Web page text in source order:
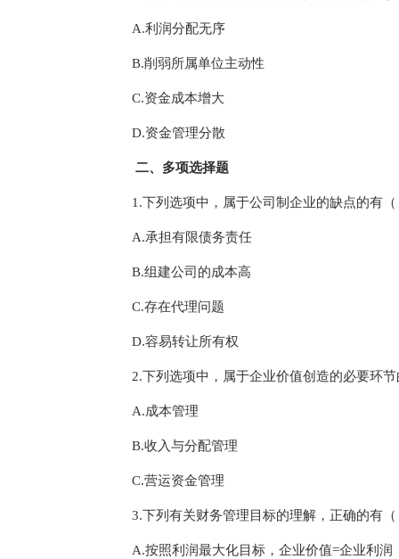
A.利润分配无序
B.削弱所属单位主动性
C.资金成本增大
D.资金管理分散
二、多项选择题
1.下列选项中，属于公司制企业的缺点的
A.承担有限债务责任
B.组建公司的成本高
C.存在代理问题
D.容易转让所有权
2.下列选项中，属于企业价值创造的必要
A.成本管理
B.收入与分配管理
C.营运资金管理
3.下列有关财务管理目标的理解，正确的
A.按照利润最大化目标，企业价值=企业利润